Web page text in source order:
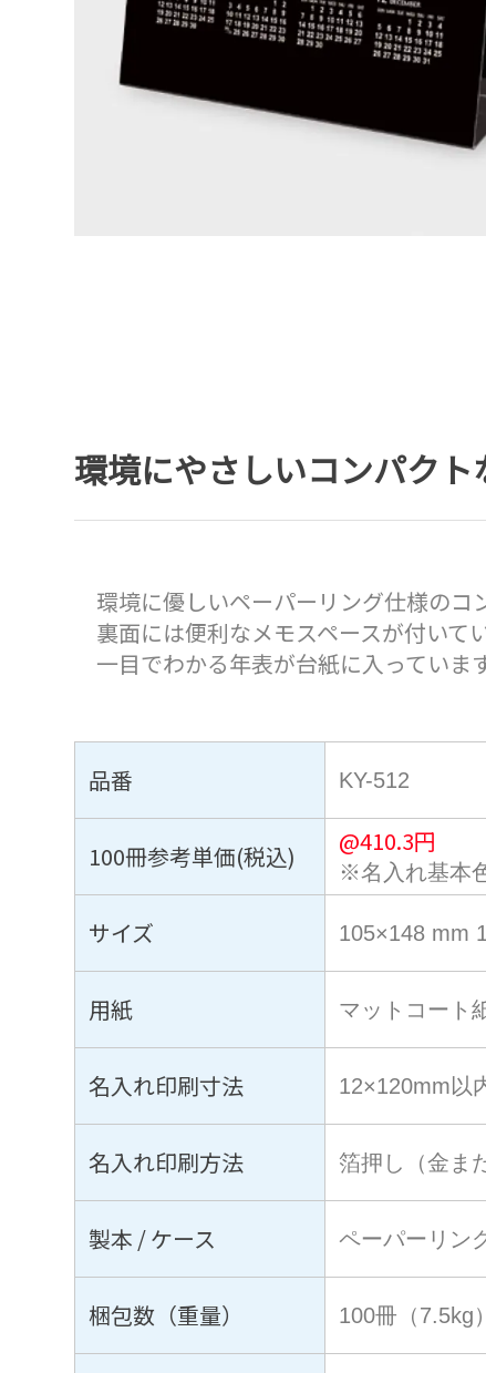
環境にやさしいコンパク
環境に優しいペーパーリング仕様のコ
裏面には便利なメモスペースが付いてい
一目でわかる年表が台紙に入っています
品番 KY-512
100冊参考単価(税込) @410.3円
※名入れ基本
サイズ 105×148 mm
用紙 マットコート
名入れ印刷寸法 12×120mm以
名入れ印刷方法 箔押し（金ま
製本 / ケース ペーパーリン
梱包数（重量） 100冊（7.5kg）